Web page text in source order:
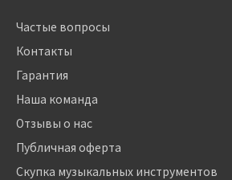
Частые вопросы
Контакты
Гарантия
Наша команда
Отзывы о нас
Публичная оферта
Скупка музыкальных инструментов